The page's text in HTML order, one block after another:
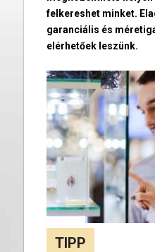
felkereshet minket.
garanciális és
elérhetőek leszünk.
TIPP